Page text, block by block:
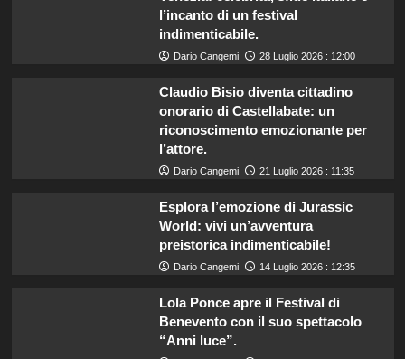
l’incanto di un festival
indimenticabile.
Dario Cangemi 28 Luglio 2026 : 12:00
Claudio Bisio diventa cittadino
onorario di Castellabate: un
riconoscimento emozionante per
l’attore.
Dario Cangemi 21 Luglio 2026 : 11:35
Esplora l’emozione di Jurassic
World: vivi un’avventura
preistorica indimenticabile!
Dario Cangemi 14 Luglio 2026 : 12:35
Lola Ponce apre il Festival di
Benevento con il suo spettacolo
“Anni luce”.